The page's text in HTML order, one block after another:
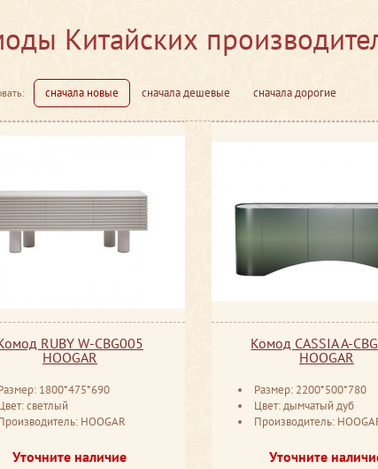
Китайских
сначала новые сначала дешевые сначала дорогие
RUBY W-CBG005
HOOGAR
1800*475*690
светлый
HOOGAR
Уточните наличие
Комод CASSIA A-
HOOGAR
Размер: 2200*500*780
Цвет: дымчатый дуб
Производитель:
Уточните